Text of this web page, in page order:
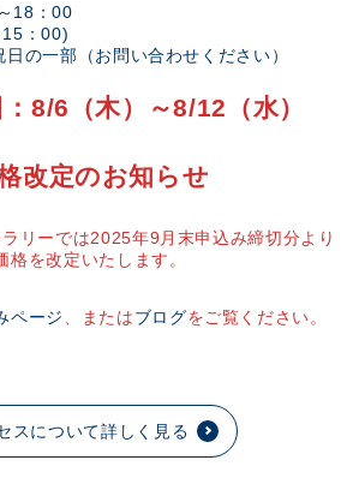
18：00
：00)
の一部（お問い合わせください）
8/6（木）～8/12（水）
改定のお知らせ
リーでは2025年9月末申込み締切分より
格を改定いたします。
ページ 、またはブログをご覧ください。
スについて詳しく見る